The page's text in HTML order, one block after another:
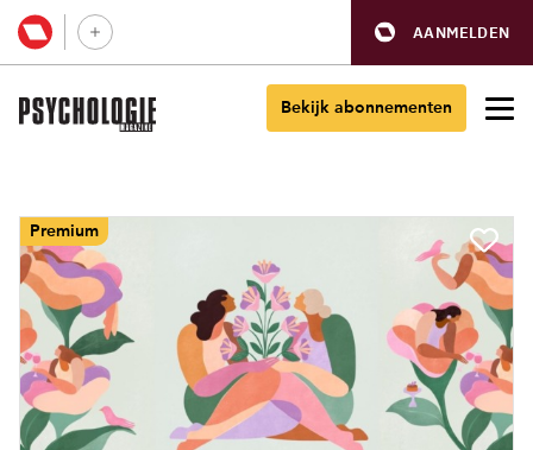
AANMELDEN
Bekijk abonnementen
Premium